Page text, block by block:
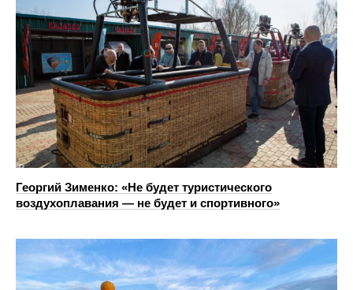
Георгий Зименко: «Не будет туристического
воздухоплавания — не будет и спортивного»